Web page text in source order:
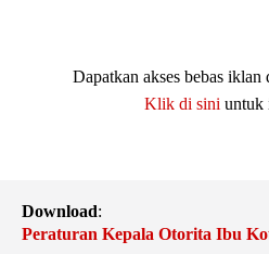
Dapatkan akses bebas
Klik di sini untuk
Download:
Peraturan Kepala Otorita Ibu